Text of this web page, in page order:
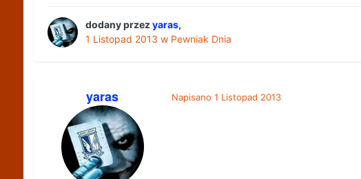
dodany przezyaras,
1 Listopad 2013 w Pewniak Dnia
yaras Napisano 1 Listopad 2013